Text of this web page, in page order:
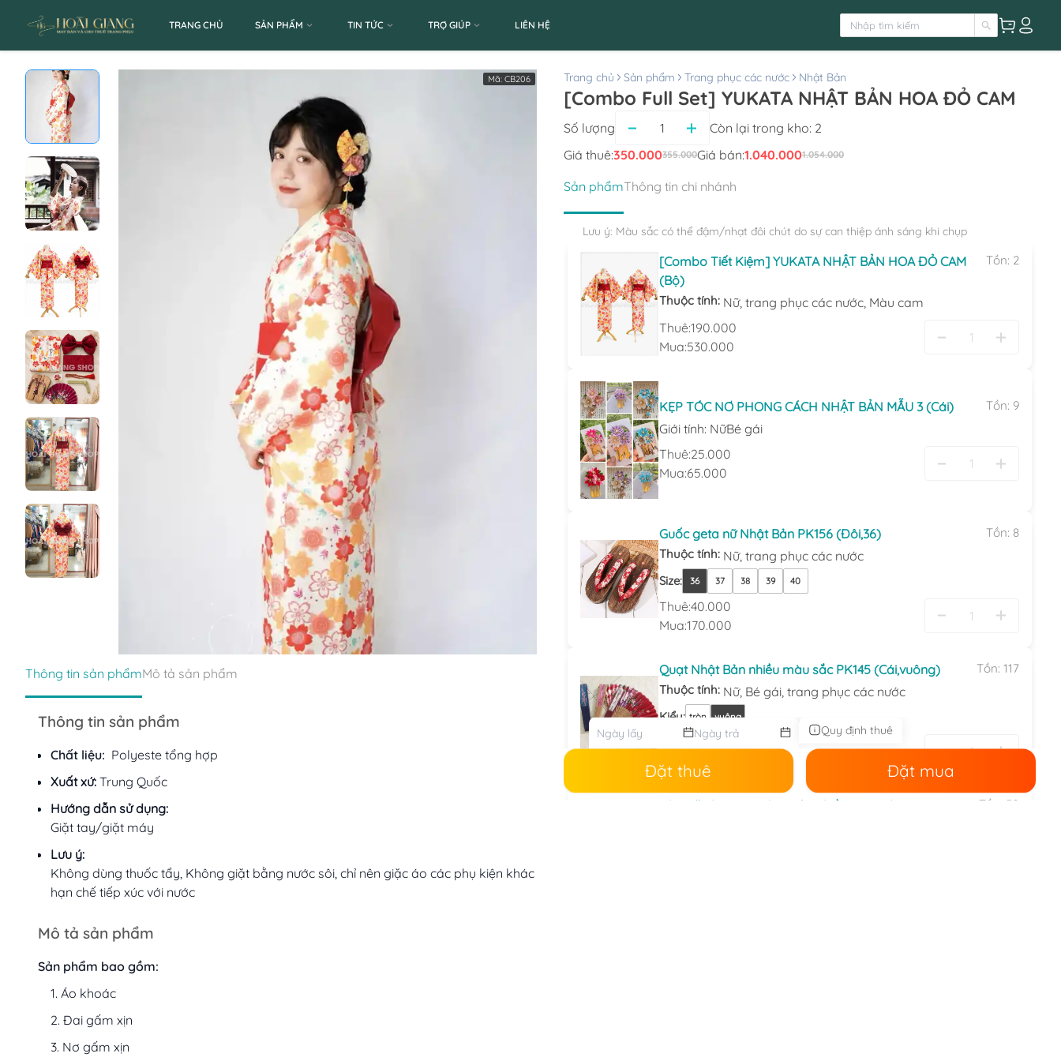
TRANG CHỦ SẢN PHẨM TIN TỨC TRỢ GIÚP LIÊN HỆ
Mã: CB206
Thông tin sản phẩmMô tả sản phẩm
Thông tin sản phẩm
Chất liệu: Polyeste tổng hợp
Xuất xứ: Trung Quốc
Hướng dẫn sử dụng:
Giặt tay/giặt máy
Lưu ý:
Không dùng thuốc tẩy, Không giặt bằng nước sôi, chỉ nên giặc áo các phụ kiện khác
hạn chế tiếp xúc với nước
Mô tả sản phẩm
Sản phẩm bao gồm:
Áo khoác
Đai gấm xịn
Nơ gấm xịn
Trang chủ Sản phẩm Trang phục các nước Nhật Bản
[Combo Full Set] YUKATA NHẬT BẢN HOA ĐỎ CAM
Số lượng Còn lại trong kho: 2
Giá thuê:350.000355.000Giá bán:1.040.0001.054.000
Sản phẩmThông tin chi nhánh
Lưu ý: Màu sắc có thể đậm/nhạt đôi chút do sự can thiệp ánh sáng khi chụp
[Combo Tiết Kiệm] YUKATA NHẬT BẢN HOA ĐỎ CAM
(Bộ)
Tồn: 2
Thuộc tính: Nữ, trang phục các nước, Màu cam
Thuê:190.000
Mua:530.000
KẸP TÓC NƠ PHONG CÁCH NHẬT BẢN MẪU 3 (Cái) Tồn: 9
Giới tính: NữBé gái
Thuê:25.000
Mua:65.000
Guốc geta nữ Nhật Bản PK156 (Đôi,36) Tồn: 8
Thuộc tính: Nữ, trang phục các nước
Size: 36 37 38 39 40
Thuê:40.000
Mua:170.000
Quạt Nhật Bản nhiều màu sắc PK145 (Cái,vuông) Tồn: 117
Thuộc tính: Nữ, Bé gái, trang phục các nước
Kiểu: tròn vuông
Thuê:10.000
Mua:
Obi mặc kimono Nhật Bản nhiều màu (đai + nơ) (Cái) Tồn:
50
Quy định thuê
Đặt thuê Đặt mua